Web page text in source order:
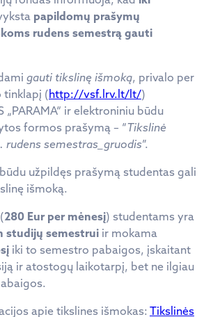
papildomų prašymų
rudens semestrą gauti
gauti tikslinę išmoką, privalo per
tinklapį (http://vsf.lrv.lt/lt/)
„PARAMA“ ir elektroniniu būdu
formos prašymą – “Tikslinė
rudens semestras_gruodis”.
užpildęs prašymą studentas gali
išmoką.
280 Eur per mėnesį) studentams yra
studijų semestrui ir mokama
iki to semestro pabaigos, įskaitant
ir atostogų laikotarpį, bet ne ilgiau
apie tikslines išmokas: Tikslinės